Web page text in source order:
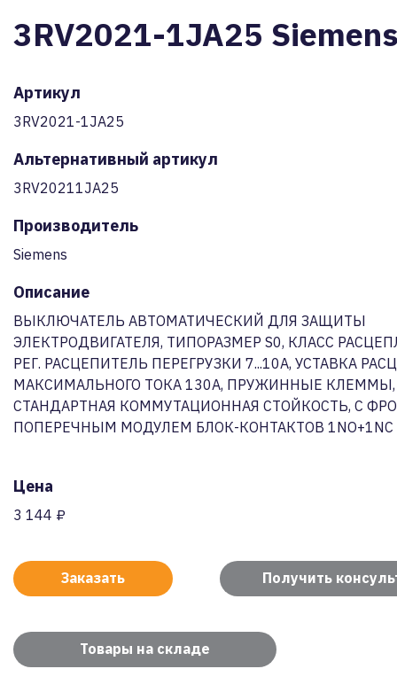
3RV2021-1JA25
Артикул
3RV2021-1JA25
Альтернативный артикул
3RV20211JA25
Производитель
Siemens
Описание
ВЫКЛЮЧАТЕЛЬ АВТОМАТИЧЕСКИЙ ДЛЯ ЗАЩИТЫ
ЭЛЕКТРОДВИГАТЕЛЯ, ТИПОРАЗМЕР S0, КЛАСС
РЕГ. РАСЦЕПИТЕЛЬ ПЕРЕГРУЗКИ 7...10A, УСТАВКА
МАКСИМАЛЬНОГО ТОКА 130A, ПРУЖИННЫЕ КЛЕММЫ,
СТАНДАРТНАЯ КОММУТАЦИОННАЯ СТОЙКОСТЬ, С
ПОПЕРЕЧНЫМ МОДУЛЕМ БЛОК-КОНТАКТОВ 1NO+1NC
Цена
3 144 ₽
Заказать Получить
Товары на складе